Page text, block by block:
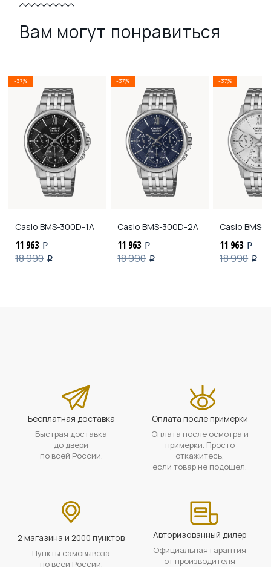
Вам могут понравиться
-37%
Casio BMS-300D-1A
11 963 i
18 990 i
-37%
Casio BMS-300D-2A
11 963 i
18 990 i
-37%
Casio BMS-
11 963 i
18 990 i
Бесплатная доставка
Быстрая доставка
до двери
по всей России.
Оплата после примерки
Оплата после осмотра и
примерки. Просто
откажитесь,
если товар не подошел.
2 магазина и 2000 пунктов
Пункты самовывоза
по всей России.
Авторизованный дилер
Официальная гарантия
от производителя